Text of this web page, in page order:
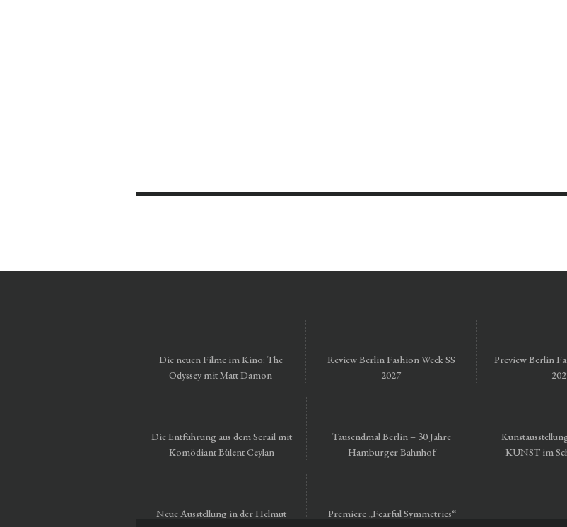
Die neuen Filme im Kino: The
Odyssey mit Matt Damon
Review Berlin Fashion Week SS
2027
Preview Berlin
Die Entführung aus dem Serail mit
Komödiant Bülent Ceylan
Tausendmal Berlin – 30 Jahre
Hamburger Bahnhof
KUNST im
Neue Ausstellung in der Helmut
Premiere „Fearful Symmetries“